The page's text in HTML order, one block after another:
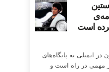
است
ایمیلی به پایگاه‌های
مهمی در راه است و